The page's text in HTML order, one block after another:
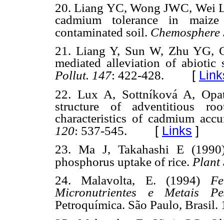
20. Liang YC, Wong JWC, Wei
cadmium tolerance in
contaminated soil. Chemosphere
21. Liang Y, Sun W, Zhu YG,
mediated alleviation of
Pollut. 147: 422-428. [
22. Lux A, Sottníková A,
structure of adventitious
characteristics of cadmium
120: 537-545. [ Links ]
23. Ma J, Takahashi E
phosphorus uptake of rice. Plant
24. Malavolta, E. (1994)
Micronutrientes e Metais
Petroquímica. São Paulo, Brasil.